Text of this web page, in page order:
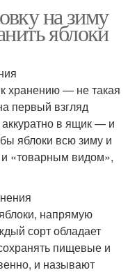
на зиму
яблоки
хранению — не такая
первый взгляд
в ящик — и
яблоки всю зиму и
«товарным видом»,
напрямую
сорт обладает
пищевые и
и называют